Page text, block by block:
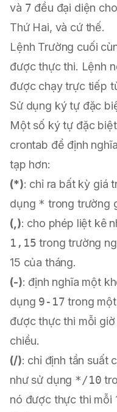
và 7 đều đại diện
Thứ Hai, và cứ thế.
Lệnh Trường cuối
được thực thi. Lệnh
được chạy trực tiếp
Sử dụng ký tự đặc
Một số ký tự đặc
crontab để định
tạp hơn:
(*): chỉ ra bất kỳ giá
dụng * trong trường
(,): cho phép liệt kê
1,15 trong trường
15 của tháng.
(-): định nghĩa một
dụng 9-17 trong
được thực thi mỗi
chiều.
(/): chỉ định tần suất
như sử dụng */10
nó được thực thi mỗi